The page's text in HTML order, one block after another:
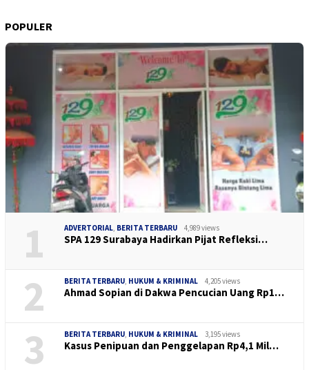
POPULER
1 ADVERTORIAL, BERITA TERBARU 4,989 views
SPA 129 Surabaya Hadirkan Pijat Refleksi…
2 BERITA TERBARU, HUKUM & KRIMINAL 4,205 views
Ahmad Sopian di Dakwa Pencucian Uang Rp1…
3 BERITA TERBARU, HUKUM & KRIMINAL 3,195 views
Kasus Penipuan dan Penggelapan Rp4,1 Mil…